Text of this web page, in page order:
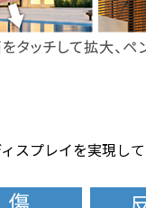
スプレイを実現して